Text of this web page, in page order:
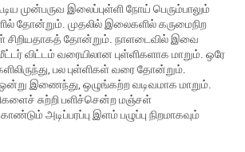
முன்பருவ இலைப்புள்ளி நோய் பெரும்பாலும்
தோன்றும். முதலில் இலைகளில் கருமைநிற
சிறியதாகத் தோன்றும். நாளடைவில் இவை
விட்டம் வரையிலான புள்ளிகளாக மாறும். ஒரே
பல புள்ளிகள் வரை தோன்றும்.
இணைந்து, ஒழுங்கற்ற வடிவமாக மாறும்.
சுற்றி பளிச்சென்ற மஞ்சள்
அடிப்பரப்பு இளம் பழுப்பு நிறமாகவும்